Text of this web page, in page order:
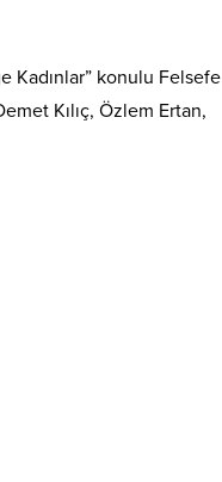
Kadınlar” konulu Felsefe
Kılıç, Özlem Ertan,